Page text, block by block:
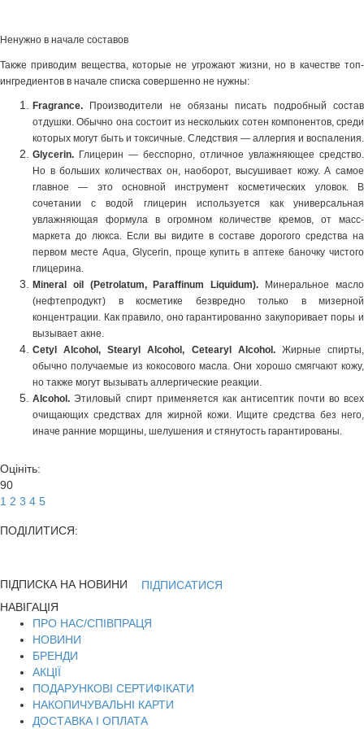
Ненужно в начале составов
Также приводим вещества, которые не угрожают жизни, но в качестве топ-
ингредиентов в начале списка совершенно не нужны:
Fragrance.
Производители не обязаны писать подробный состав
отдушки. Обычно она состоит из нескольких сотен компонентов, среди
которых могут быть и токсичные. Следствия — аллергия и воспаления.
Glycerin. Глицерин — бесспорно, отличное увлажняющее средство.
Но в больших количествах он, наоборот, высушивает кожу. А самое
главное — это основной инструмент косметических уловок. В
сочетании с водой глицерин используется как универсальная
увлажняющая формула в огромном количестве кремов, от масс-
маркета до люкса. Если вы видите в составе дорогого средства на
первом месте Aqua, Glycerin, проще купить в аптеке баночку чистого
глицерина.
Mineral oil (Petrolatum, Paraffinum Liquidum).
Минеральное масло
(нефтепродукт) в косметике безвредно только в мизерной
концентрации. Как правило, оно гарантированно закупоривает поры и
вызывает акне.
Cetyl Alcohol, Stearyl Alcohol, Cetearyl Alcohol. Жирные спирты,
обычно получаемые из кокосового масла. Они хорошо смягчают кожу,
но также могут вызывать аллергические реакции.
Alcohol.Этиловый спирт применяется как антисептик почти во всех
очищающих средствах для жирной кожи. Ищите средства без него,
иначе ранние морщины, шелушения и стянутость гарантированы.
Оцініть:
90
1 2 3 4 5
ПОДІЛИТИСЯ:
ПІДПИСКА НА НОВИНИ
ПІДПИСАТИСЯ
НАВІГАЦІЯ
ПРО НАС/СПІВПРАЦЯ
НОВИНИ
БРЕНДИ
АКЦІЇ
ПОДАРУНКОВІ СЕРТИФІКАТИ
НАКОПИЧУВАЛЬНІ КАРТИ
ДОСТАВКА І ОПЛАТА